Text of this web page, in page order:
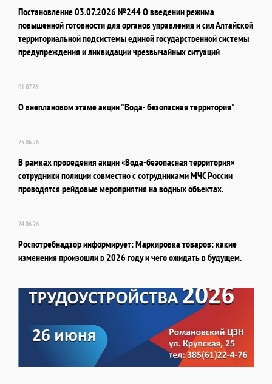
Постановление 03.07.2026 №244 О введении режима
повышенной готовности для органов управления и сил Алтайской
территориальной подсистемы единой государственной системы
предупреждения и ликвидации чрезвычайных ситуаций
01.07.26
О внеплановом этаме акции "Вода- безопасная территория"
25.06.26
В рамках проведения акции «Вода-безопасная территория»
сотрудники полиции совместно с сотрудниками МЧС России
проводятся рейдовые мероприятия на водных объектах.
24.06.26
Роспотребнадзор информирует: Маркировка товаров: какие
изменения произошли в 2026 году и чего ожидать в будущем.